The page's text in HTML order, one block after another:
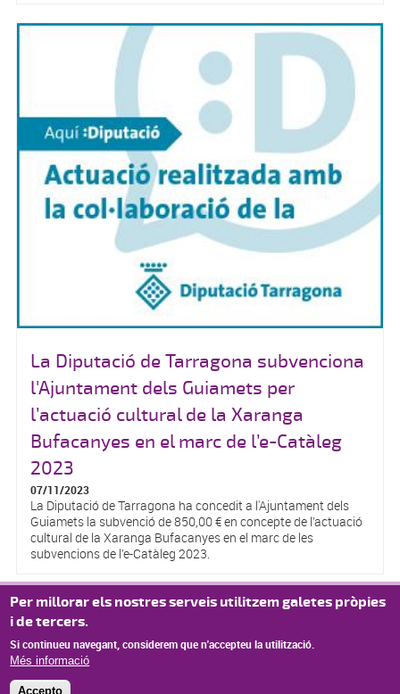
La Diputació de Tarragona subvenciona
l'Ajuntament dels Guiamets per
l’actuació cultural de la Xaranga
Bufacanyes en el marc de l’e-Catàleg
2023
07/11/2023
La Diputació de Tarragona ha concedit a l'Ajuntament dels
Guiamets la subvenció de 850,00 € en concepte de l’actuació
cultural de la Xaranga Bufacanyes en el marc de les
subvencions de l’e-Catàleg 2023.
Pàgines
« primer ‹ anterior 1 2 3 4 5 6 7 8 9 …
Per millorar els nostres serveis utilitzem galetes pròpies
i de tercers.
Si continueu navegant, considerem que n'accepteu la utilització.
Més informació
Accepto